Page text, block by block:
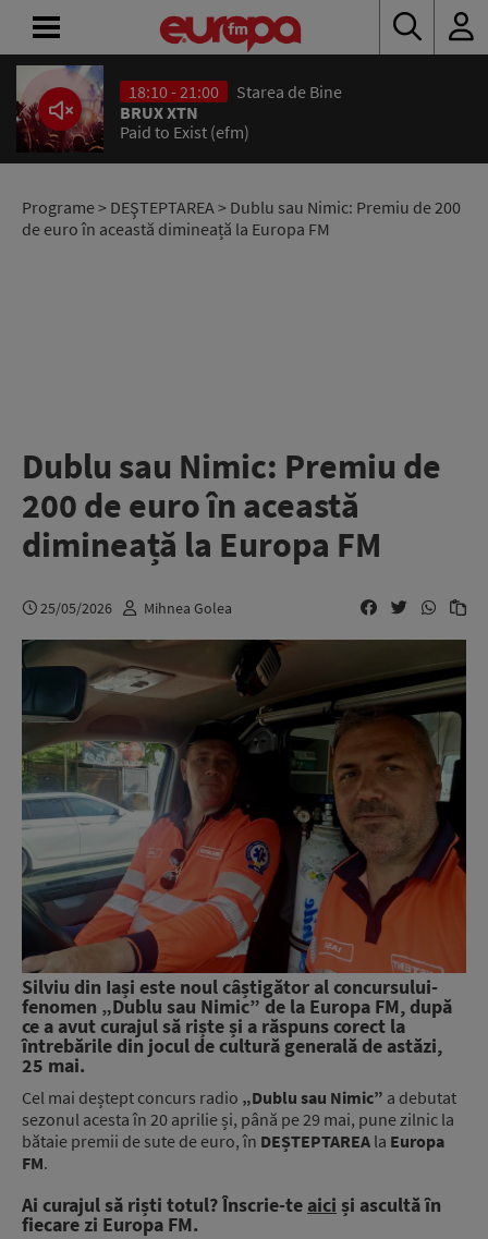
18:10 - 21:00
Starea de Bine
BRUX XTN
Paid to Exist (efm)
Programe> DEŞTEPTAREA> Dublu sau Nimic: Premiu de 200
de euro în această dimineață la Europa FM
Dublu sau Nimic: Premiu de
200 de euro în această
dimineață la Europa FM
25/05/2026 Mihnea Golea
Silviu din Iași este noul câștigător al concursului-
fenomen „Dublu sau Nimic” de la Europa FM, după
ce a avut curajul să riște și a răspuns corect la
întrebările din jocul de cultură generală de astăzi,
25 mai.
Cel mai deștept concurs radio „Dublu sau Nimic” a debutat
sezonul acesta în 20 aprilie și, până pe 29 mai, pune zilnic la
bătaie premii de sute de euro, în DEȘTEPTAREA la Europa
FM.
Ai curajul să riști totul? Înscrie-te aici și ascultă în
fiecare zi Europa FM.
ACASĂ
ȘTIRI
RADIO